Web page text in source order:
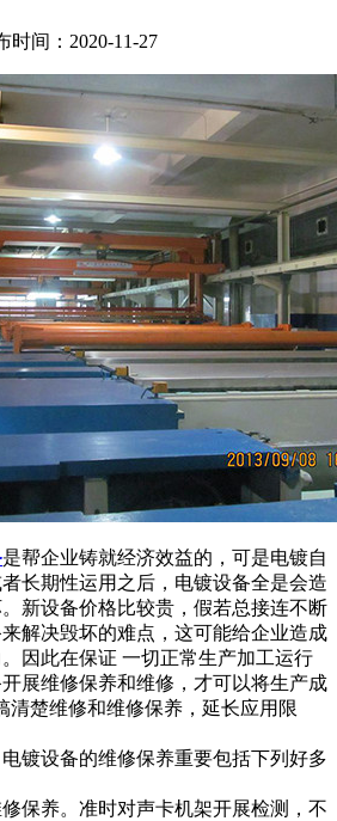
时间：2020-11-27
是帮企业铸就经济效益的，可是电镀自
长期性运用之后，电镀设备全是会造
新设备价格比较贵，假若总接连不断
解决毁坏的难点，这可能给企业造成
因此在保证 一切正常生产加工运行
展维修保养和维修，才可以将生产成
清楚维修和维修保养，延长应用限
镀设备的维修保养重要包括下列好多
保养。准时对声卡机架开展检测，不